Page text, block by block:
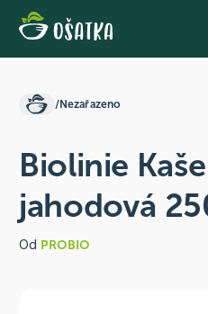
/Nezařazeno
Biolinie
jahodová
Od PROBIO